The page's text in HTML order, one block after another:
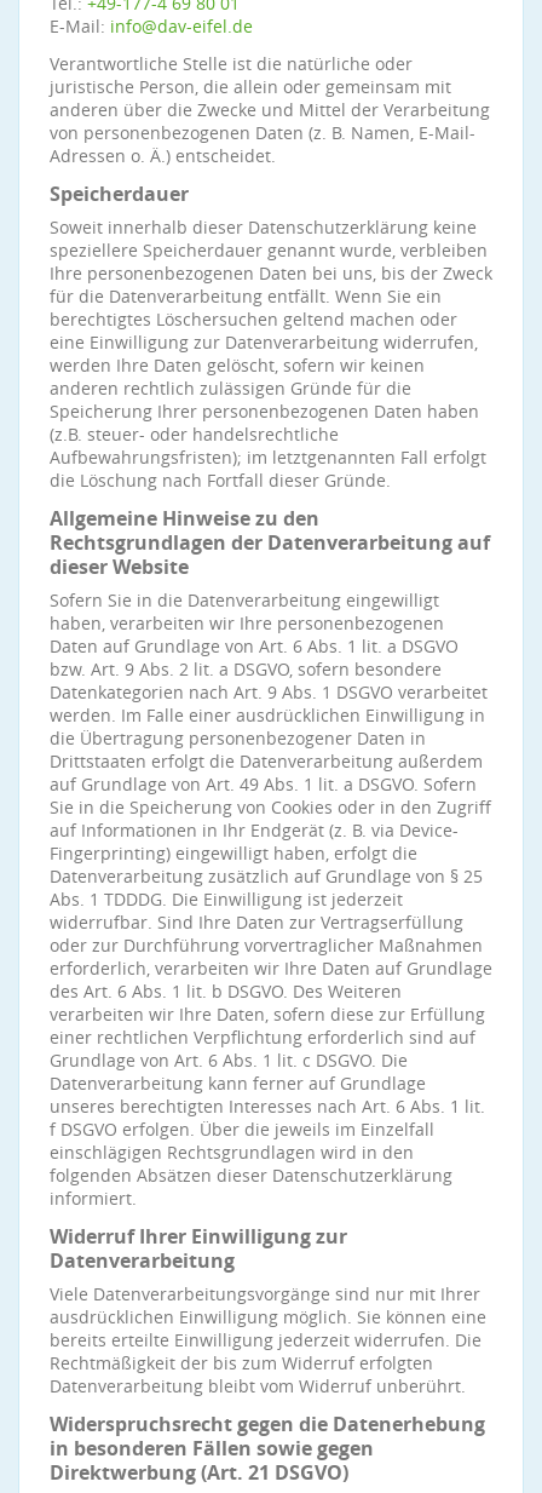
E-Mail: info@dav-eifel.de
Verantwortliche Stelle ist die natürliche oder
juristische Person, die allein oder gemeinsam mit
anderen über die Zwecke und Mittel der Verarbeitung
von personenbezogenen Daten (z. B. Namen, E-Mail-
Adressen o. Ä.) entscheidet.
Speicherdauer
Soweit innerhalb dieser Datenschutzerklärung keine
speziellere Speicherdauer genannt wurde, verbleiben
Ihre personenbezogenen Daten bei uns, bis der Zweck
für die Datenverarbeitung entfällt. Wenn Sie ein
berechtigtes Löschersuchen geltend machen oder
eine Einwilligung zur Datenverarbeitung widerrufen,
werden Ihre Daten gelöscht, sofern wir keinen
anderen rechtlich zulässigen Gründe für die
Speicherung Ihrer personenbezogenen Daten haben
(z.B. steuer- oder handelsrechtliche
Aufbewahrungsfristen); im letztgenannten Fall erfolgt
die Löschung nach Fortfall dieser Gründe.
Allgemeine Hinweise zu den
Rechtsgrundlagen der Datenverarbeitung auf
dieser Website
Sofern Sie in die Datenverarbeitung eingewilligt
haben, verarbeiten wir Ihre personenbezogenen
Daten auf Grundlage von Art. 6 Abs. 1 lit. a DSGVO
bzw. Art. 9 Abs. 2 lit. a DSGVO, sofern besondere
Datenkategorien nach Art. 9 Abs. 1 DSGVO verarbeitet
werden. Im Falle einer ausdrücklichen Einwilligung in
die Übertragung personenbezogener Daten in
Drittstaaten erfolgt die Datenverarbeitung außerdem
auf Grundlage von Art. 49 Abs. 1 lit. a DSGVO. Sofern
Sie in die Speicherung von Cookies oder in den Zugriff
auf Informationen in Ihr Endgerät (z. B. via Device-
Fingerprinting) eingewilligt haben, erfolgt die
Datenverarbeitung zusätzlich auf Grundlage von § 25
Abs. 1 TDDDG. Die Einwilligung ist jederzeit
widerrufbar. Sind Ihre Daten zur Vertragserfüllung
oder zur Durchführung vorvertraglicher Maßnahmen
erforderlich, verarbeiten wir Ihre Daten auf Grundlage
des Art. 6 Abs. 1 lit. b DSGVO. Des Weiteren
verarbeiten wir Ihre Daten, sofern diese zur Erfüllung
einer rechtlichen Verpflichtung erforderlich sind auf
Grundlage von Art. 6 Abs. 1 lit. c DSGVO. Die
Datenverarbeitung kann ferner auf Grundlage
unseres berechtigten Interesses nach Art. 6 Abs. 1 lit.
f DSGVO erfolgen. Über die jeweils im Einzelfall
einschlägigen Rechtsgrundlagen wird in den
folgenden Absätzen dieser Datenschutzerklärung
informiert.
Widerruf Ihrer Einwilligung zur
Datenverarbeitung
Viele Datenverarbeitungsvorgänge sind nur mit Ihrer
ausdrücklichen Einwilligung möglich. Sie können eine
bereits erteilte Einwilligung jederzeit widerrufen. Die
Rechtmäßigkeit der bis zum Widerruf erfolgten
Datenverarbeitung bleibt vom Widerruf unberührt.
Widerspruchsrecht gegen die Datenerhebung
in besonderen Fällen sowie gegen
Direktwerbung (Art. 21 DSGVO)